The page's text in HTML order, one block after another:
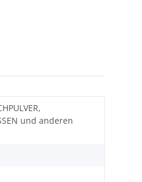
und anderen